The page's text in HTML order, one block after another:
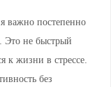
важно постепенно
Это не быстрый
к жизни в стрессе.
без